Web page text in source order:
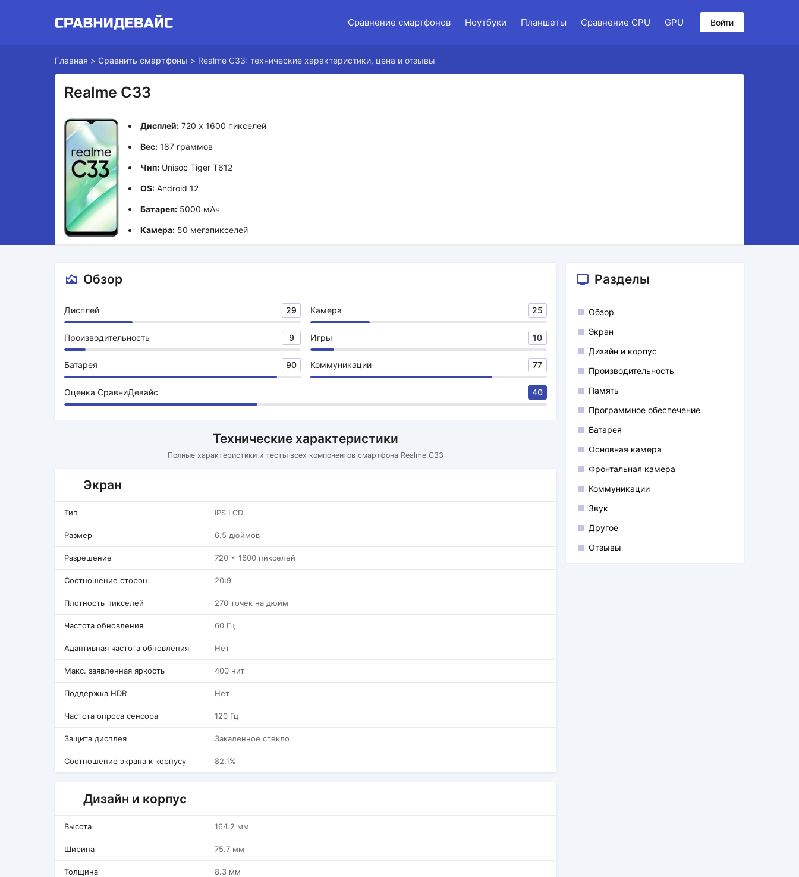
Сравнение смартфонов Ноутбуки Планшеты Сравнение CPU GPU Войти
Главная > Сравнить смартфоны > Realme C33: технические характеристики, цена и отзывы
Realme C33
Дисплей: 720 x 1600 пикселей
Вес: 187 граммов
Чип: Unisoc Tiger T612
OS: Android 12
Батарея: 5000 мАч
Камера: 50 мегапикселей
Обзор
Дисплей 29 Камера 25
Производительность 9 Игры 10
Батарея 90 Коммуникации 77
Оценка СравниДевайс 40
Технические характеристики
Полные характеристики и тесты всех компонентов смартфона Realme C33
Экран
Тип IPS LCD
Размер 6.5 дюймов
Разрешение 720 x 1600 пикселей
Соотношение сторон 20:9
Плотность пикселей 270 точек на дюйм
Частота обновления 60 Гц
Адаптивная частота обновления Нет
Макс. заявленная яркость 400 нит
Поддержка HDR Нет
Частота опроса сенсора 120 Гц
Защита дисплея Закаленное стекло
Соотношение экрана к корпусу 82.1%
Дизайн и корпус
Высота 164.2 мм
Ширина 75.7 мм
Толщина 8.3 мм
Разделы
Обзор
Экран
Дизайн и корпус
Производительность
Память
Программное обеспечение
Батарея
Основная камера
Фронтальная камера
Коммуникации
Звук
Другое
Отзывы